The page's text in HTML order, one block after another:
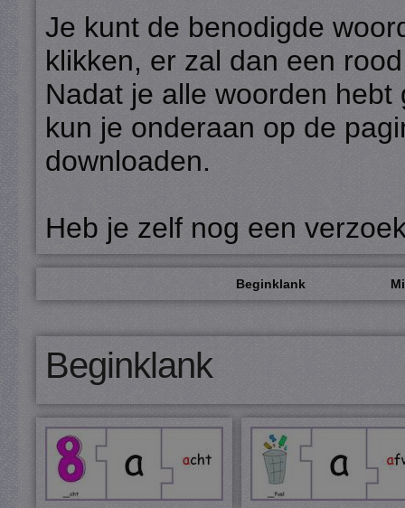
Je kunt de benodigde
klikken, er zal dan een
Nadat je alle woorden
kun je onderaan op de
downloaden.
Heb je zelf nog een
Beginklank
Beginklank